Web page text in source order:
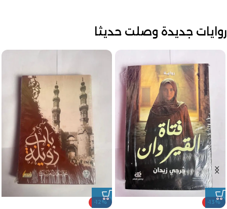
روايات جديدة وصلت حديثا